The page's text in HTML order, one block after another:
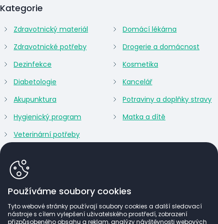
Používáme soubory cookies
Tyto webové stránky používají soubory cookies a další sledovací
nástroje s cílem vylepšení uživatelského prostředí, zobrazení
přizpůsobeného obsahu a reklam, analýzy návštěvnosti webových
Kategorie
Zdravotnický materiál
Zdravotnické potřeby
Dezinfekce
Diabetologie
Akupunktura
Hygienický program
Veterinární potřeby
Domácí lékárna
Drogerie a domácnost
Kosmetika
Kancelář
Potraviny a doplňky stravy
Matka a dítě